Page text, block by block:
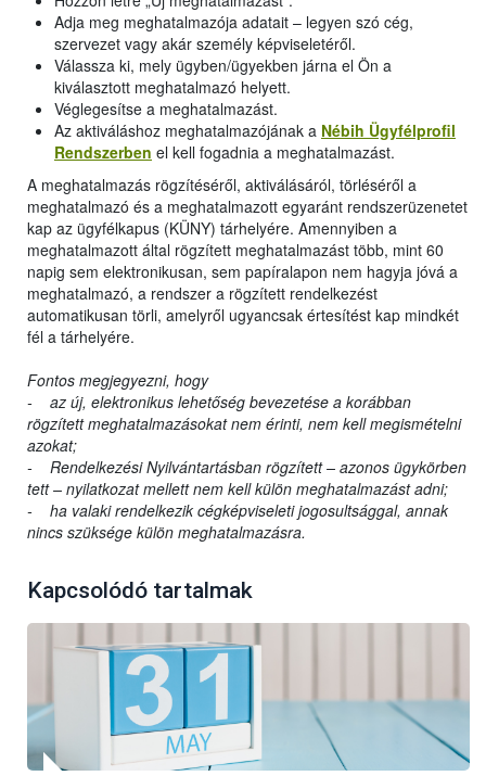
Adja meg meghatalmazója adatait – legyen szó cég,
szervezet vagy akár személy képviseletéről.
Válassza ki, mely ügyben/ügyekben járna el Ön a
kiválasztott meghatalmazó helyett.
Véglegesítse a meghatalmazást.
Az aktiváláshoz meghatalmazójának a Nébih Ügyfélprofil
Rendszerben el kell fogadnia a meghatalmazást.
A meghatalmazás rögzítéséről, aktiválásáról, törléséről a
meghatalmazó és a meghatalmazott egyaránt rendszerüzenetet
kap az ügyfélkapus (KÜNY) tárhelyére. Amennyiben a
meghatalmazott által rögzített meghatalmazást több, mint 60
napig sem elektronikusan, sem papíralapon nem hagyja jóvá a
meghatalmazó, a rendszer a rögzített rendelkezést
automatikusan törli, amelyről ugyancsak értesítést kap mindkét
fél a tárhelyére.
Fontos megjegyezni, hogy
- az új, elektronikus lehetőség bevezetése a korábban
rögzített meghatalmazásokat nem érinti, nem kell megismételni
azokat;
- Rendelkezési Nyilvántartásban rögzített – azonos ügykörben
tett – nyilatkozat mellett nem kell külön meghatalmazást adni;
- ha valaki rendelkezik cégképviseleti jogosultsággal, annak
nincs szüksége külön meghatalmazásra.
Kapcsolódó tartalmak